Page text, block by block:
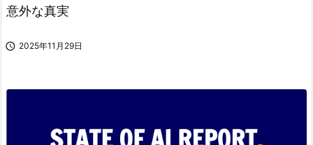
意外な真実
 2025年11月29日